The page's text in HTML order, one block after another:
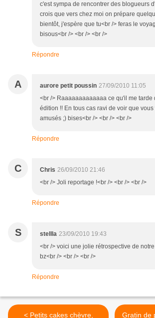
c'est sympa de rencontrer des blogueurs
crois que vers chez moi on prépare
bientôt, j'espère que tu<br /> feras le
bisous<br /> <br /> <br />
Répondre
A aurore petit poussin 27/09/2010 11:05
<br /> Raaaaaaaaaaaaa ce qu'il me tarde
édition !! En tous cas ravi de voir que
amusés ;) bises<br /> <br /> <br />
Répondre
C Chris 26/09/2010 21:46
<br /> Joli reportage !<br /> <br /> <br />
Répondre
S stellla 23/09/2010 19:43
<br /> voici une jolie rétrospective de
bz<br /> <br /> <br />
Répondre
< Petits cakes chèvre,
Gratin de